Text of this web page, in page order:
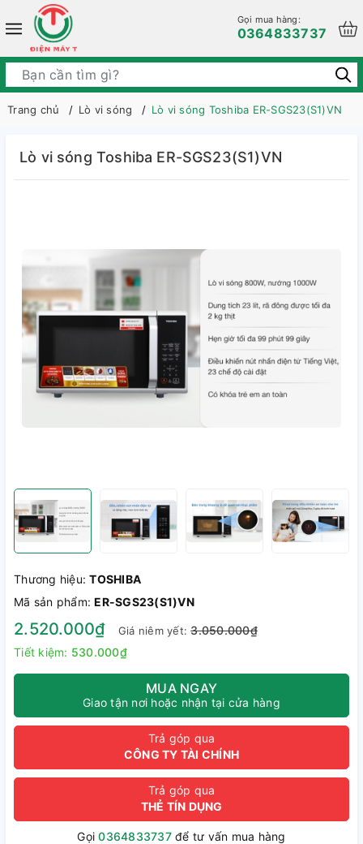
Gọi mua hàng:
0364833737
Trang chủ Lò vi sóng Lò vi sóng Toshiba ER-SGS23(S1)VN
Lò vi sóng Toshiba ER-SGS23(S1)VN
Thương hiệu:TOSHIBA
Mã sản phẩm:ER-SGS23(S1)VN
2.520.000₫ Giá niêm yết:3.050.000₫
Tiết kiệm: 530.000₫
MUA NGAY
Giao tận nơi hoặc nhận tại cửa hàng
Trả góp qua
CÔNG TY TÀI CHÍNH
Trả góp qua
THẺ TÍN DỤNG
Gọi0364833737để tư vấn mua hàng